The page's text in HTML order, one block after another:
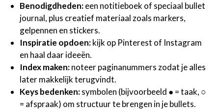
Benodigdheden:een notitieboek of speciaal bullet
journal, plus creatief materiaal zoals markers,
gelpennen en stickers.
Inspiratie opdoen:kijk op Pinterest of Instagram
en haal daar ideeën.
Index maken:noteer paginanummers zodat je alles
later makkelijk terugvindt.
Keys bedenken:symbolen (bijvoorbeeld ● = taak, ○
= afspraak) om structuur te brengen in je bullets.